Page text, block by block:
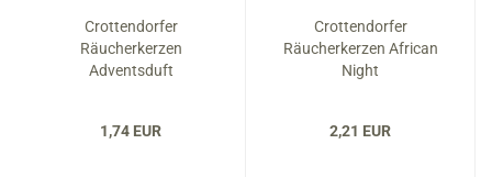
Crottendorfer
Räucherkerzen
Adventsduft
1,74 EUR
Crottendorfer
Räucherkerzen African
Night
2,21 EUR